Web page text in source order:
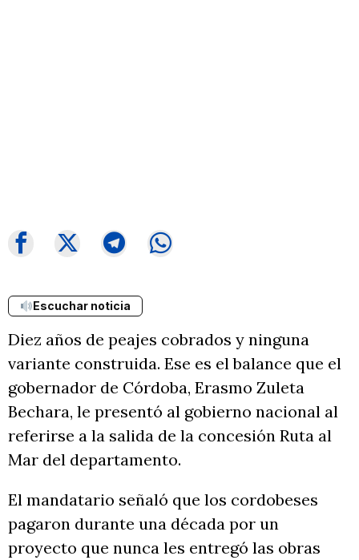
Escuchar noticia
Diez años de peajes cobrados y ninguna
variante construida. Ese es el balance que el
gobernador de Córdoba, Erasmo Zuleta
Bechara, le presentó al gobierno nacional al
referirse a la salida de la concesión Ruta al
Mar del departamento.
El mandatario señaló que los cordobeses
pagaron durante una década por un
proyecto que nunca les entregó las obras